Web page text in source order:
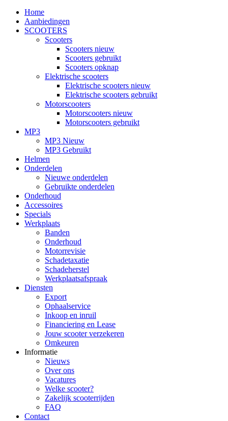
Home
Aanbiedingen
SCOOTERS
Scooters
Scooters nieuw
Scooters gebruikt
Scooters opknap
Elektrische scooters
Elektrische scooters nieuw
Elektrische scooters gebruikt
Motorscooters
Motorscooters nieuw
Motorscooters gebruikt
MP3
MP3 Nieuw
MP3 Gebruikt
Helmen
Onderdelen
Nieuwe onderdelen
Gebruikte onderdelen
Onderhoud
Accessoires
Specials
Werkplaats
Banden
Onderhoud
Motorrevisie
Schadetaxatie
Schadeherstel
Werkplaatsafspraak
Diensten
Export
Ophaalservice
Inkoop en inruil
Financiering en Lease
Jouw scooter verzekeren
Omkeuren
Informatie
Nieuws
Over ons
Vacatures
Welke scooter?
Zakelijk scooterrijden
FAQ
Contact